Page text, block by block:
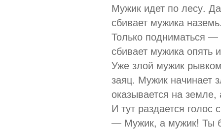
Мужик идет по лесу.
сбивает мужика
Только подниматься
сбивает мужика опять
Уже злой мужик рывком
заяц. Мужик начинает
оказывается на земле,
И тут раздается голос
— Мужик, а мужик! Ты